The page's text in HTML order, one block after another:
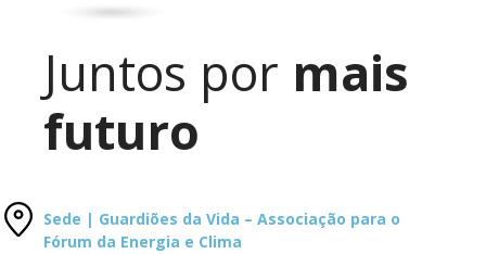
Juntos por mais
futuro
Sede | Guardiões da Vida – Associação para o
Fórum da Energia e Clima